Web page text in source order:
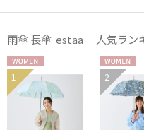
ミラクルテック
PAUL&JOE
ポールアンドジョー アクセ
POLO RALPH
雨傘 長傘 estaa 人気ラン
WOME
N
1
WOME
N
2